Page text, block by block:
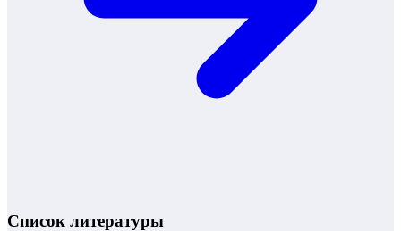
Список литературы